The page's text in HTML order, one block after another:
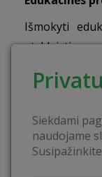
Siekdami
naudojame
Išmokyti
atskleisti
amatą
norės rišti
šiaudų.